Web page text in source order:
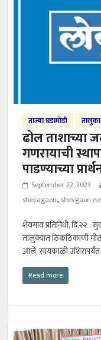
ताज्या घडामोडी तालुका
ढोल ताशाच्या
गणरायाची
पाडण्याच्या
September 22, 2023
shevagaon, shevgaon
शेवगाव प्रतिनिधी, दि.२२ :
तालुक्यात ठिकठिकाणी
आले. सांयकाळी
Read more